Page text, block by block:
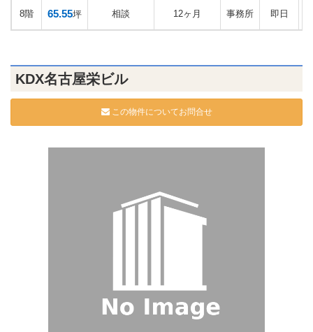
8階 65.55坪 相談 12ヶ月 事務所 即日
KDX名古屋栄ビル
この物件についてお問合せ